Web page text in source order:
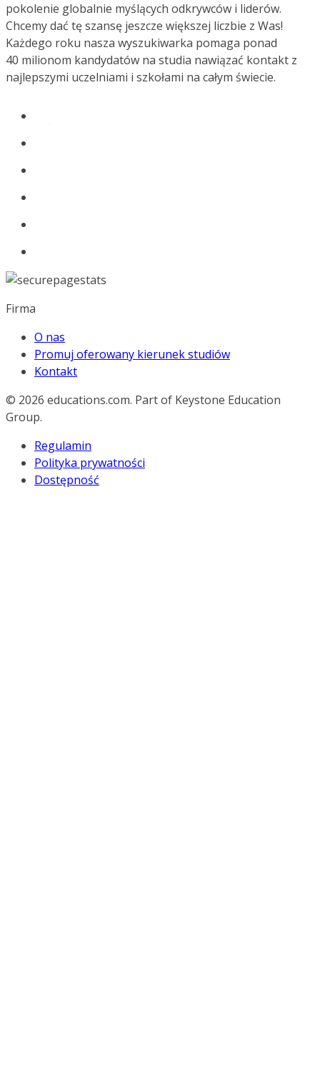
pokolenie globalnie myślących odkrywców i liderów.
Chcemy dać tę szansę jeszcze większej liczbie z Was!
Każdego roku nasza wyszukiwarka pomaga ponad
40 milionom kandydatów na studia nawiązać kontakt z
najlepszymi uczelniami i szkołami na całym świecie.
Firma
O nas
Promuj oferowany kierunek studiów
Kontakt
© 2026 educations.com. Part of Keystone Education
Group.
Regulamin
Polityka prywatności
Dostępność